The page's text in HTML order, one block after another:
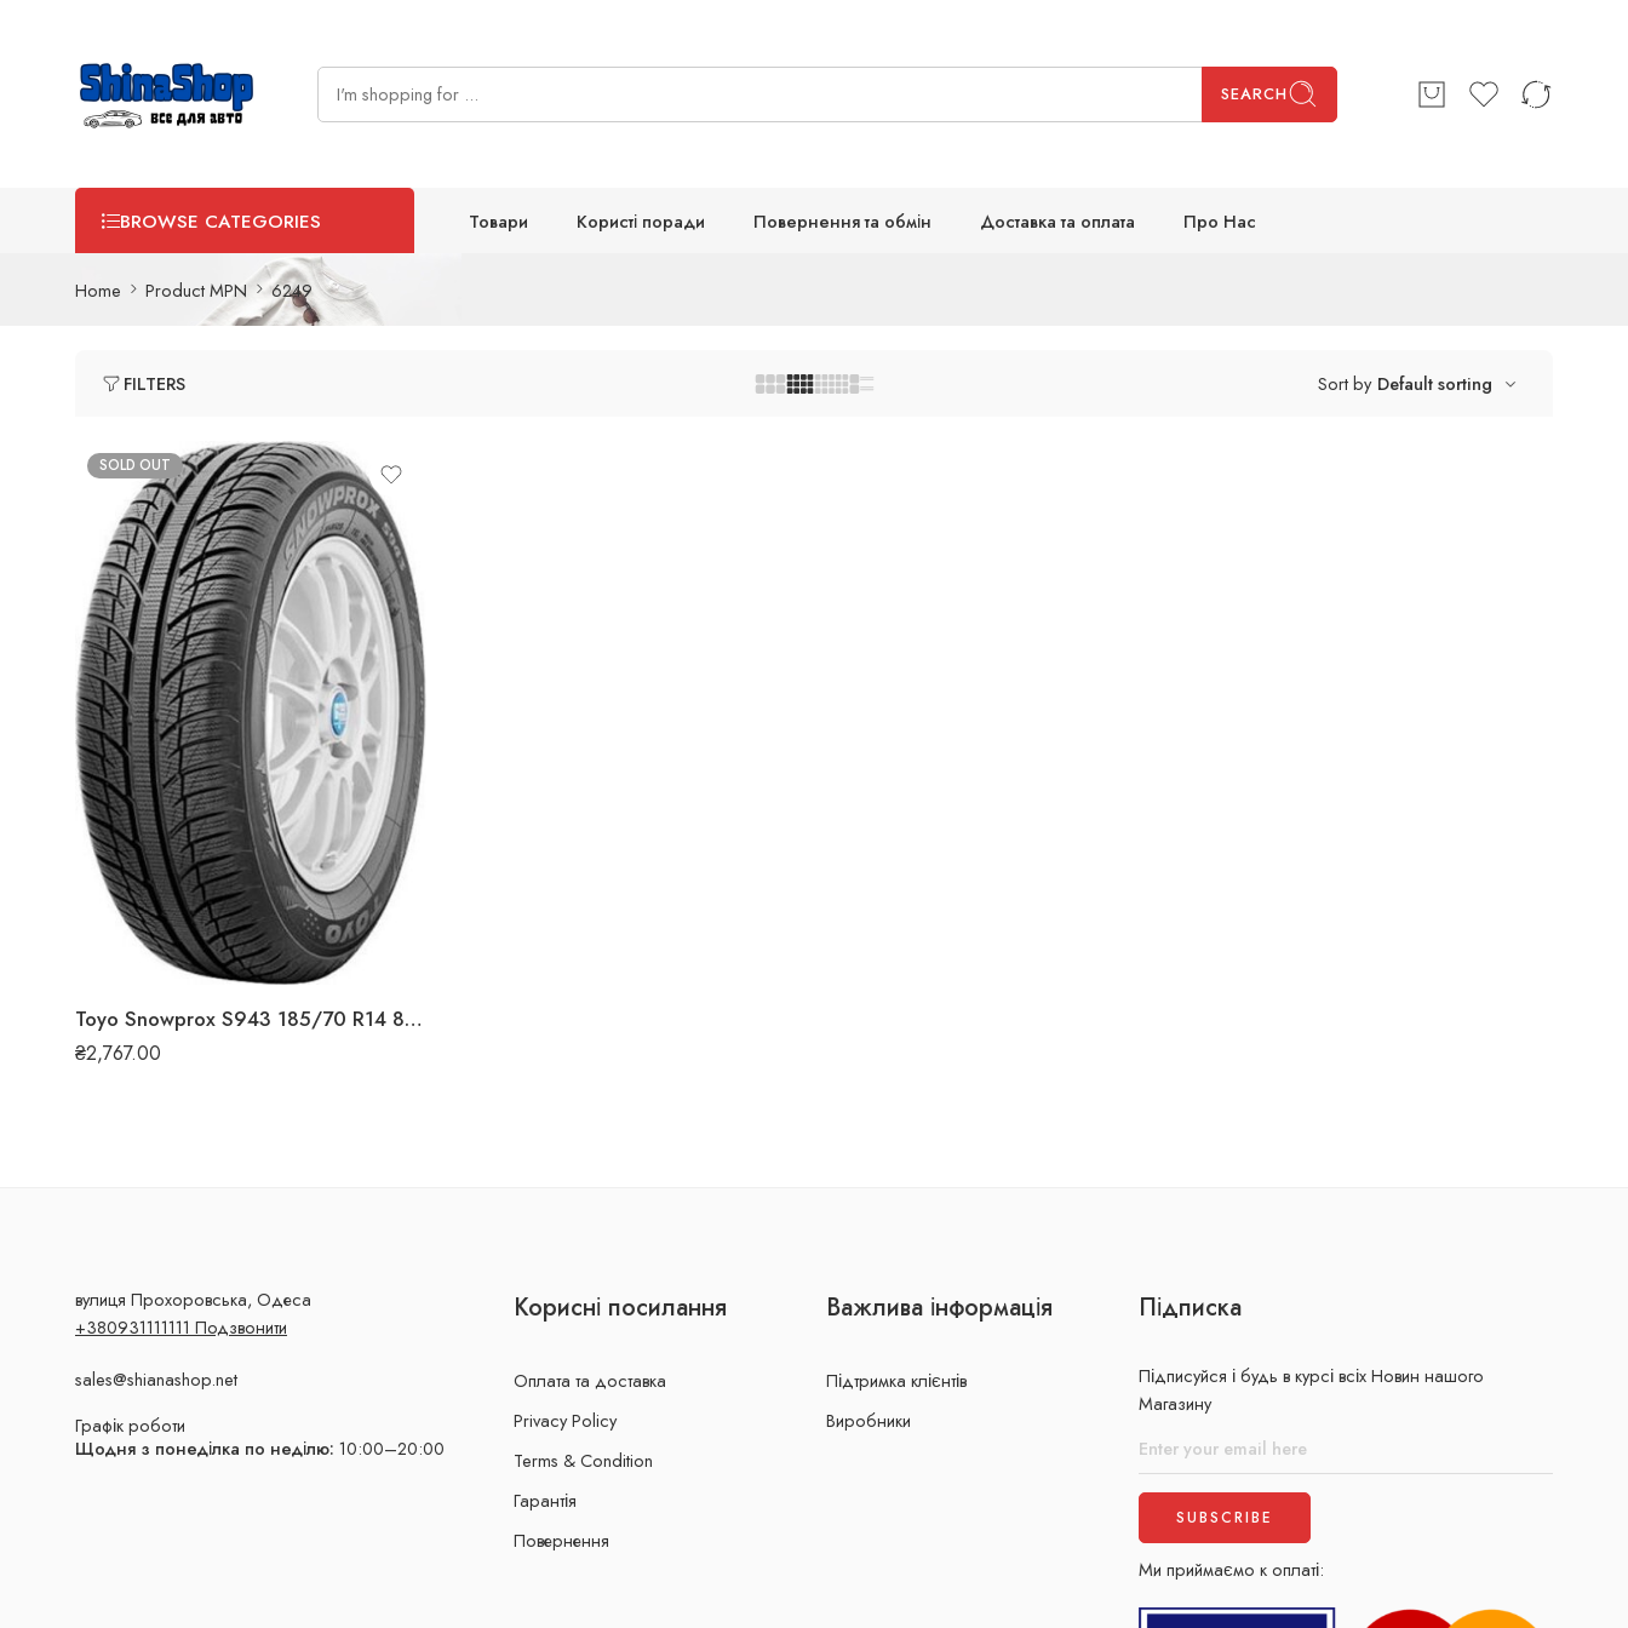
SEARCH
BROWSE CATEGORIES Товари Користі поради Повернення та обмін Доставка та оплата Про Нас
Home Product MPN 6249
FILTERS Sort by Default sorting
SOLD OUT
Toyo Snowprox S943 185/70 R14 88T зимова шина
₴2,767.00
вулиця Прохоровська, Одеса
+380931111111 Подзвонити
sales@shianashop.net
Графік роботи
Щодня з понеділка по неділю: 10:00–20:00
Корисні посилання
Оплата та доставка
Privacy Policy
Terms & Condition
Гарантія
Повернення
Важлива інформація
Підтримка клієнтів
Виробники
Підписка
Підписуйся і будь в курсі всіх Новин нашого
Магазину
Ми приймаємо к оплаті: